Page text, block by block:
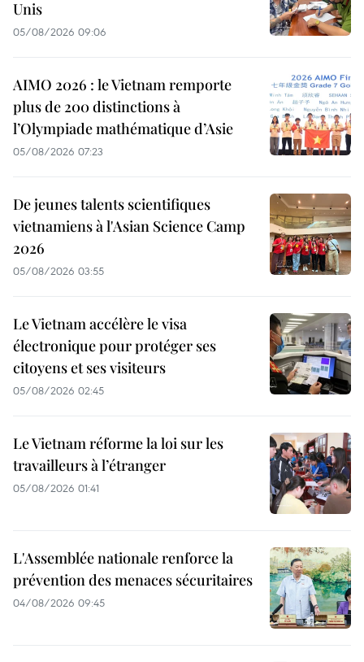
Unis
05/08/2026 09:06
AIMO 2026 : le Vietnam remporte
plus de 200 distinctions à
l’Olympiade mathématique d’Asie
05/08/2026 07:23
De jeunes talents scientifiques
vietnamiens à l'Asian Science Camp
2026
05/08/2026 03:55
Le Vietnam accélère le visa
électronique pour protéger ses
citoyens et ses visiteurs
05/08/2026 02:45
Le Vietnam réforme la loi sur les
travailleurs à l’étranger
05/08/2026 01:41
L'Assemblée nationale renforce la
prévention des menaces sécuritaires
04/08/2026 09:45